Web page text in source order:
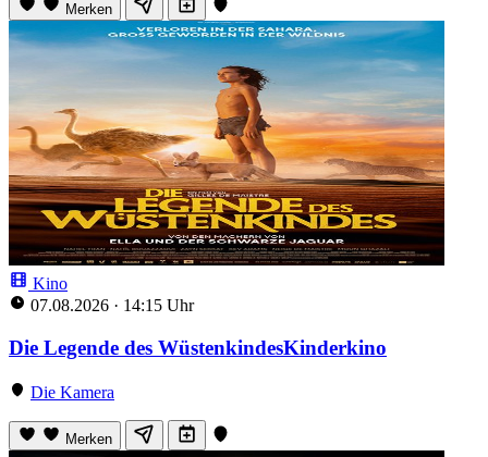
Merken
Kino
07.08.2026 · 14:15 Uhr
Die Legende des WüstenkindesKinderkino
Die Kamera
Merken